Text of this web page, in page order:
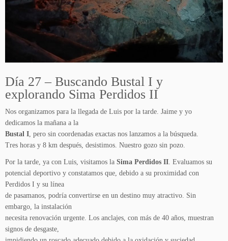
Día 27 – Buscando Bustal I y
explorando Sima Perdidos II
Nos organizamos para la llegada de Luis por la tarde. Jaime y yo
dedicamos la mañana a la
Bustal I , pero sin coordenadas exactas nos lanzamos a la búsqueda.
Tres horas y 8 km después, desistimos. Nuestro gozo sin pozo.
Por la tarde, ya con Luis, visitamos la Sima Perdidos II . Evaluamos su
potencial deportivo y constatamos que, debido a su proximidad con
Perdidos I y su línea
de pasamanos, podría convertirse en un destino muy atractivo. Sin
embargo, la instalación
necesita renovación urgente. Los anclajes, con más de 40 años, muestran
signos de desgaste,